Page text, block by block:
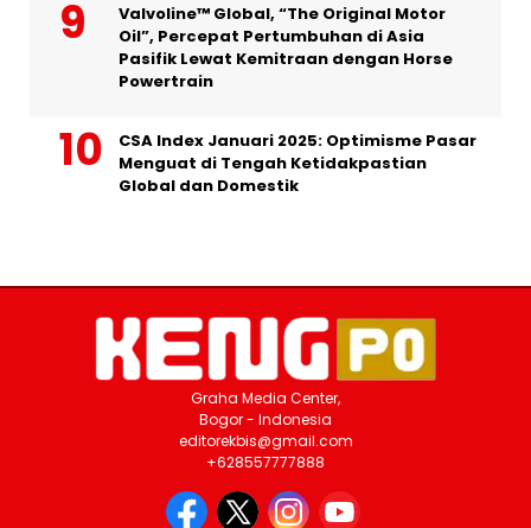
Valvoline™ Global, “The Original Motor
Oil”, Percepat Pertumbuhan di Asia
Pasifik Lewat Kemitraan dengan Horse
Powertrain
CSA Index Januari 2025: Optimisme Pasar
Menguat di Tengah Ketidakpastian
Global dan Domestik
Graha Media Center,
Bogor - Indonesia
editorekbis@gmail.com
+628557777888